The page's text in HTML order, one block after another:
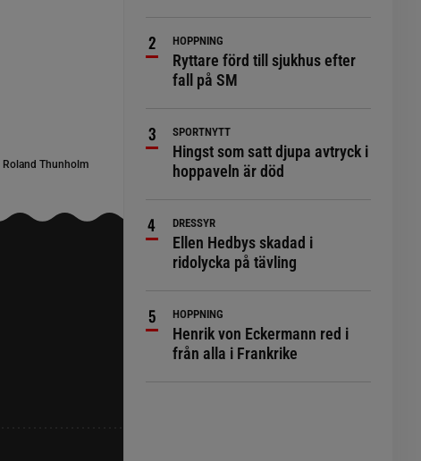
Roland Thunholm
HOPPNING
Ryttare förd till sjukhus efter
fall på SM
SPORTNYTT
Hingst som satt djupa avtryck i
hoppaveln är död
DRESSYR
Ellen Hedbys skadad i
ridolycka på tävling
HOPPNING
Henrik von Eckermann red i
från alla i Frankrike